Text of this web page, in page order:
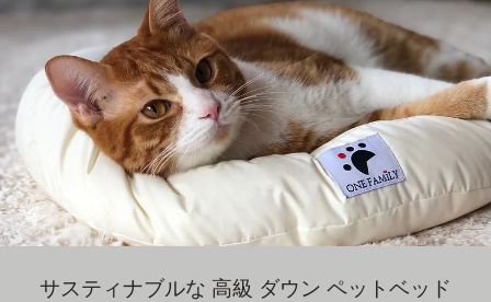
サスティナブルな 高級 ダウン ペットベッド